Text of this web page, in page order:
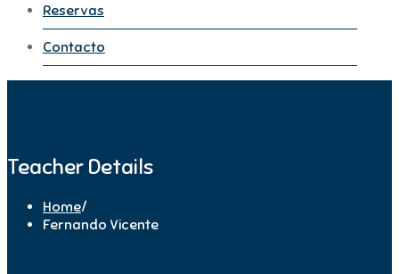
Reservas
Contacto
Teacher Details
Home/
Fernando Vicente